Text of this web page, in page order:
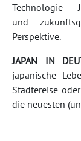
Technologie –
und
Perspektive.
JAPAN IN
japanische
Städtereise
die neuesten